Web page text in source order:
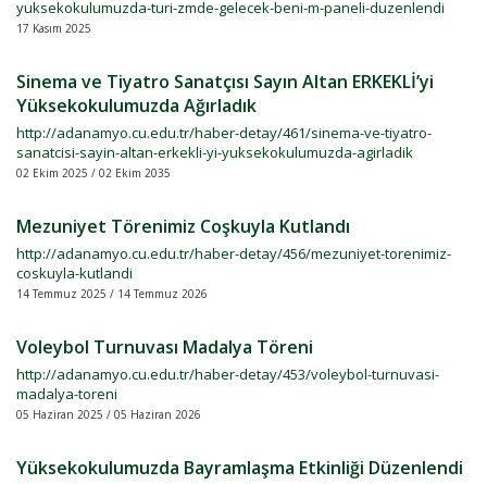
yuksekokulumuzda-turi-zmde-gelecek-beni-m-paneli-duzenlendi
17 Kasım 2025
Sinema ve Tiyatro Sanatçısı Sayın Altan ERKEKLİ’yi
Yüksekokulumuzda Ağırladık
http://adanamyo.cu.edu.tr/haber-detay/461/sinema-ve-tiyatro-
sanatcisi-sayin-altan-erkekli-yi-yuksekokulumuzda-agirladik
02 Ekim 2025 / 02 Ekim 2035
Mezuniyet Törenimiz Coşkuyla Kutlandı
http://adanamyo.cu.edu.tr/haber-detay/456/mezuniyet-torenimiz-
coskuyla-kutlandi
14 Temmuz 2025 / 14 Temmuz 2026
Voleybol Turnuvası Madalya Töreni
http://adanamyo.cu.edu.tr/haber-detay/453/voleybol-turnuvasi-
madalya-toreni
05 Haziran 2025 / 05 Haziran 2026
Yüksekokulumuzda Bayramlaşma Etkinliği Düzenlendi